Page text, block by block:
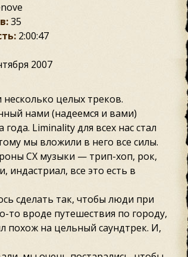
35
2:00:47
2007
целых треков.
нами (надеемся и вами)
Liminality для всех нас стал
мы вложили в него все силы.
СХ музыки — трип-хоп, рок,
все это есть в
сделать так, чтобы люди при
то вроде путешествия по городу,
похож на цельный саундтрек. И,